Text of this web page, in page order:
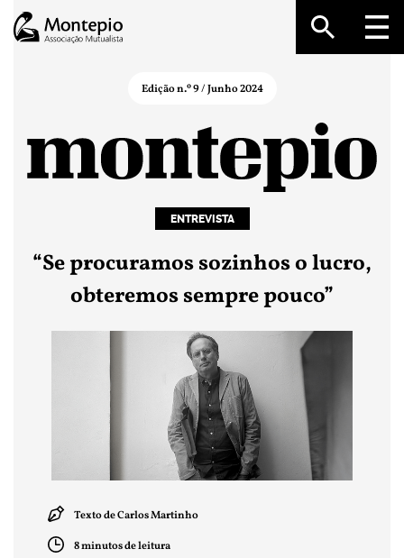
Edição n.º 9/Junho 2024
ENTREVISTA
“Se procuramos sozinhos o lucro,
obteremos sempre pouco”
Texto de Carlos Martinho
8 minutos de leitura